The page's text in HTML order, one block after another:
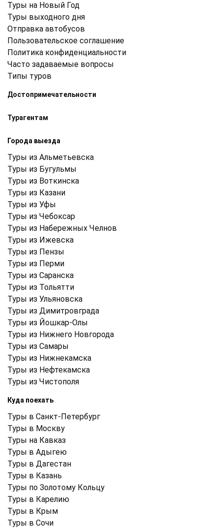
Туры на Новый Год
Туры выходного дня
Отправка автобусов
Пользовательское соглашение
Политика конфиденциальности
Часто задаваемые вопросы
Типы туров
Достопримечательности
Турагентам
Города выезда
Туры из Альметьевска
Туры из Бугульмы
Туры из Воткинска
Туры из Казани
Туры из Уфы
Туры из Чебоксар
Туры из Набережных Челнов
Туры из Ижевска
Туры из Пензы
Туры из Перми
Туры из Саранска
Туры из Тольятти
Туры из Ульяновска
Туры из Димитровграда
Туры из Йошкар-Олы
Туры из Нижнего Новгорода
Туры из Самары
Туры из Нижнекамска
Туры из Нефтекамска
Туры из Чистополя
Куда поехать
Туры в Санкт-Петербург
Туры в Москву
Туры на Кавказ
Туры в Адыгею
Туры в Дагестан
Туры в Казань
Туры по Золотому Кольцу
Туры в Карелию
Туры в Крым
Туры в Cочи